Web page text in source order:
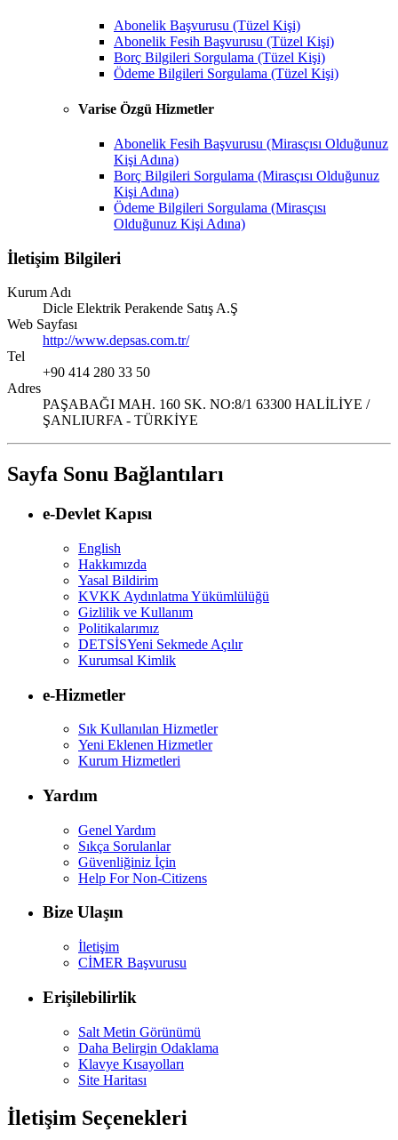
Abonelik Başvurusu (Tüzel Kişi)
Abonelik Fesih Başvurusu (Tüzel Kişi)
Borç Bilgileri Sorgulama (Tüzel Kişi)
Ödeme Bilgileri Sorgulama (Tüzel Kişi)
Varise Özgü Hizmetler
Abonelik Fesih Başvurusu (Mirasçısı Olduğunuz
Kişi Adına)
Borç Bilgileri Sorgulama (Mirasçısı Olduğunuz
Kişi Adına)
Ödeme Bilgileri Sorgulama (Mirasçısı
Olduğunuz Kişi Adına)
İletişim Bilgileri
Kurum Adı
Dicle Elektrik Perakende Satış A.Ş
Web Sayfası
http://www.depsas.com.tr/
Tel
+90 414 280 33 50
Adres
PAŞABAĞI MAH. 160 SK. NO:8/1 63300 HALİLİYE /
ŞANLIURFA - TÜRKİYE
Sayfa Sonu Bağlantıları
e-Devlet Kapısı
English
Hakkımızda
Yasal Bildirim
KVKK Aydınlatma Yükümlülüğü
Gizlilik ve Kullanım
Politikalarımız
DETSİSYeni Sekmede Açılır
Kurumsal Kimlik
e-Hizmetler
Sık Kullanılan Hizmetler
Yeni Eklenen Hizmetler
Kurum Hizmetleri
Yardım
Genel Yardım
Sıkça Sorulanlar
Güvenliğiniz İçin
Help For Non-Citizens
Bize Ulaşın
İletişim
CİMER Başvurusu
Erişilebilirlik
Salt Metin Görünümü
Daha Belirgin Odaklama
Klavye Kısayolları
Site Haritası
İletişim Seçenekleri